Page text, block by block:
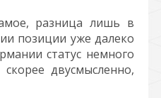
разница лишь в
позиции уже далеко
статус немного
двусмысленно,